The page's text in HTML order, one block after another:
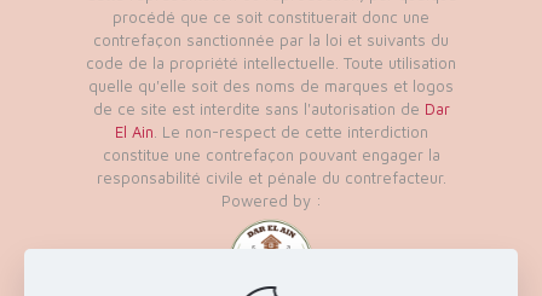
procédé que ce soit constituerait donc une
contrefaçon sanctionnée par la loi et suivants du
code de la propriété intellectuelle. Toute utilisation
quelle qu'elle soit des noms de marques et logos
de ce site est interdite sans l'autorisation de Dar
El Ain . Le non-respect de cette interdiction
constitue une contrefaçon pouvant engager la
responsabilité civile et pénale du contrefacteur.
Powered by :